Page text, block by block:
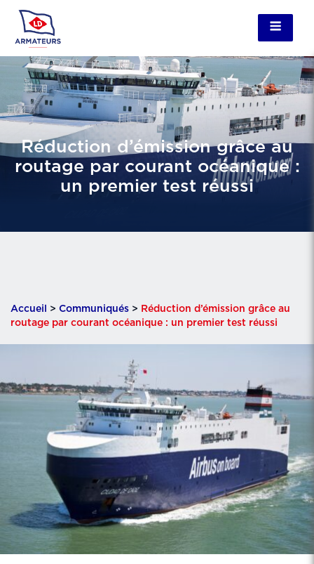
Réduction d’émission grâce au
routage par courant océanique :
un premier test réussi
Accueil > Communiqués > Réduction d’émission grâce au
routage par courant océanique : un premier test réussi